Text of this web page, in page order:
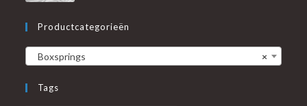
Productcategorieën
×
Boxsprings
Tags